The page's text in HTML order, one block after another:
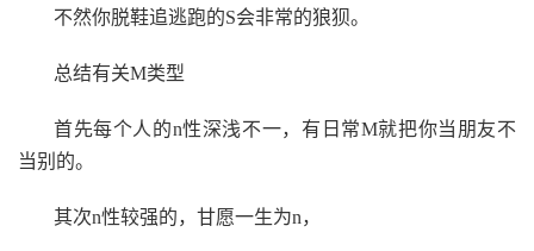
不然你脱鞋追逃跑的S会非常的狼狈。
总结有关M类型
首先每个人的n性深浅不一，有日常M就把你当朋友不
当别的。
其次n性较强的，甘愿一生为n，